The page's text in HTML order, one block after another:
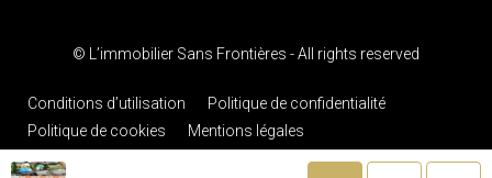
© L’immobilier Sans Frontières - All rights reserved
Conditions d’utilisation
Politique de confidentialité
Politique de cookies
Mentions légales